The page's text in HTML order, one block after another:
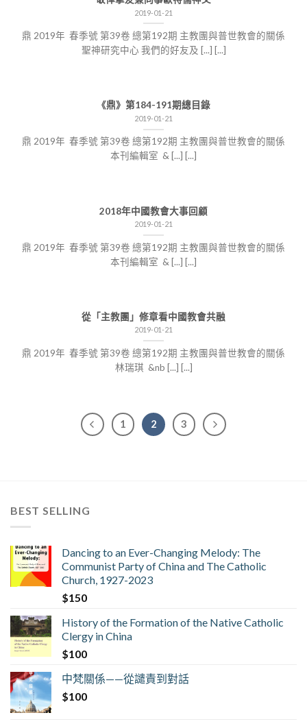
2019-01-21
鼎 2019年 春季號 第39卷 總第192期 主教團與普世教會的關係
聖神研究中心 我們的好友及 [...] [...]
《鼎》第184-191期總目錄
2019-01-21
鼎 2019年 春季號 第39卷 總第192期 主教團與普世教會的關係
本刊編輯室 & [...] [...]
2018年中國教會大事回顧
2019-01-21
鼎 2019年 春季號 第39卷 總第192期 主教團與普世教會的關係
本刊編輯室 & [...] [...]
從「主教團」修章看中國教會共融
2019-01-21
鼎 2019年 春季號 第39卷 總第192期 主教團與普世教會的關係
林瑞琪 &nb [...] [...]
1 2 3
BEST SELLING
Dancing to an Ever-Changing Melody: The
Communist Party of China and The Catholic
Church, 1927-2023
$150
History of the Formation of the Native Catholic
Clergy in China
$100
中梵關係——從譴責到對話
$100